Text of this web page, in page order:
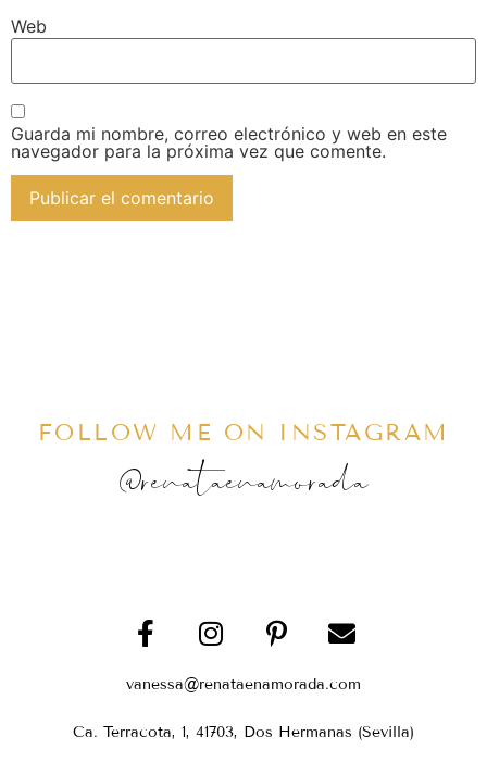
Web
Guarda mi nombre, correo electrónico y web en este
navegador para la próxima vez que comente.
FOLLOW ME ON INSTAGRAM
@renataenamorada
vanessa@renataenamorada.com
Ca. Terracota, 1, 41703, Dos Hermanas (Sevilla)